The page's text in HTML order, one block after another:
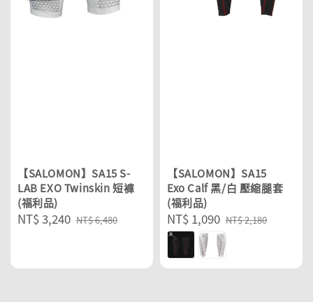
【SALOMON】SA15 S-
LAB EXO Twinskin 短褲
(福利品)
Sale
NT$ 3,240 Regular
NT$ 6,480
【SALOMON】SA15
Exo Calf 黑/白 壓縮腿套
(福利品)
Sale
price
NT$ 1,090 Regular
NT$ 2,180